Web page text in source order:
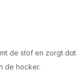
de stof en zorgt dat
de hocker.